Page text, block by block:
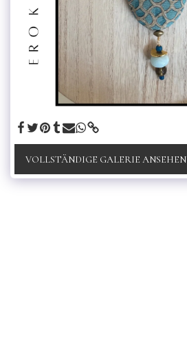
VOLLSTÄNDIGE GALERIE ANSEHEN